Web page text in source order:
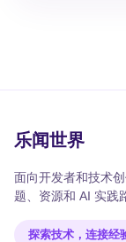
乐闻世界
面向开发者和技术
题、资源和 AI 实践
探索技术，连接经